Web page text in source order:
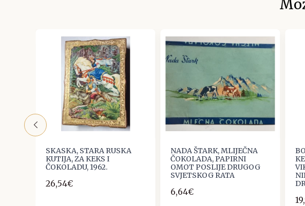
SKASKA, STARA RUSKA
KUTIJA, ZA KEKS I
ČOKOLADU, 1962.
26,54€
NADA ŠTARK, MLIJEČNA
ČOKOLADA, PAPIRNI
OMOT POSLIJE DRUGOG
SVJETSKOG RATA
6,64€